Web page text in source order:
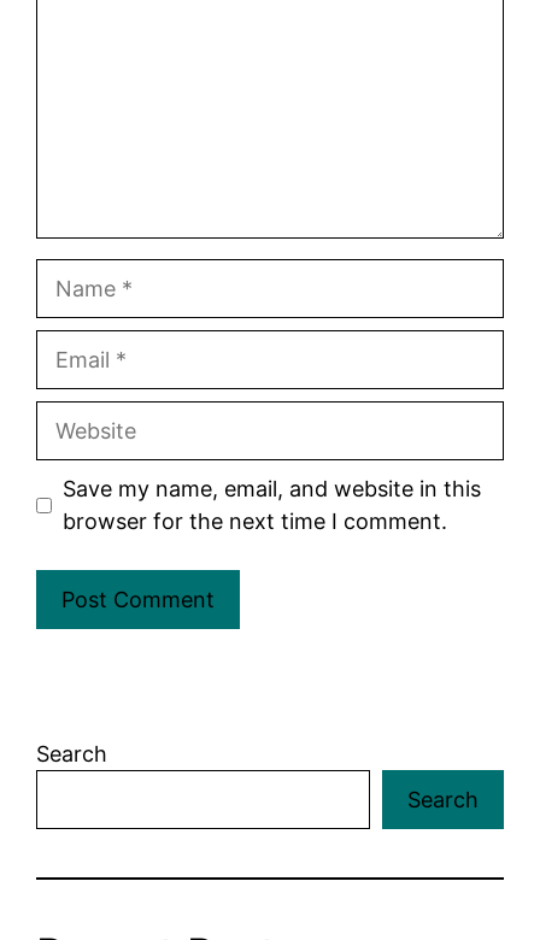
Name
Email
Website
Save my name, email, and website in this
browser for the next time I comment.
Search
Search